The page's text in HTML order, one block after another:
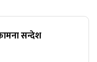
सन्देश